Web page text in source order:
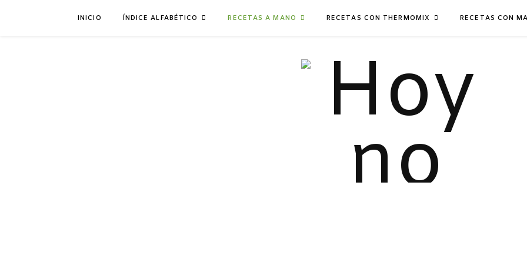
INICIO ÍNDICE ALFABÉTICO RECETAS A MANO RECETAS CON THERMOMIX RECETAS CON